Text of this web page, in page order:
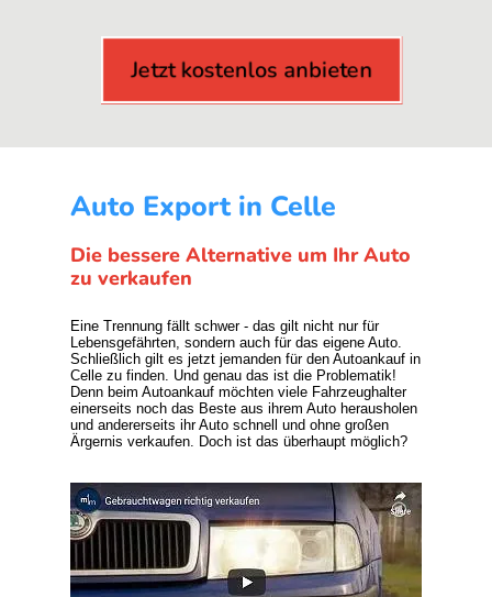
Jetzt kostenlos anbieten
Auto Export in Celle
Die bessere Alternative um Ihr Auto
zu verkaufen
Eine Trennung fällt schwer - das gilt nicht nur für
Lebensgefährten, sondern auch für das eigene Auto.
Schließlich gilt es jetzt jemanden für den Autoankauf in
Celle zu finden. Und genau das ist die Problematik!
Denn beim Autoankauf möchten viele Fahrzeughalter
einerseits noch das Beste aus ihrem Auto herausholen
und andererseits ihr Auto schnell und ohne großen
Ärgernis verkaufen. Doch ist das überhaupt möglich?